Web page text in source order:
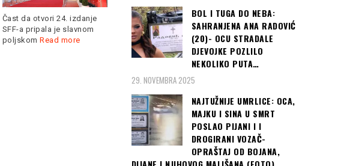
Čast da otvori 24. izdanje
SFF-a pripala je slavnom
poljskom Read more
„Srbija je u pregovorima
oko Kosova spremna na
Read more
Hrvatska je s dvije pobjede
već nakon 2. kola osigurala
BOL I TUGA DO NEBA:
SAHRANJENA ANA RADOVIĆ
(20)- OCU STRADALE
DJEVOJKE POZLILO
NEKOLIKO PUTA…
29. NOVEMBRA 2025
NAJTUŽNIJE UMRLICE: OCA,
MAJKU I SINA U SMRT
POSLAO PIJANI I I
DROGIRANI VOZAČ-
OPRAŠTAJ OD BOJANA,